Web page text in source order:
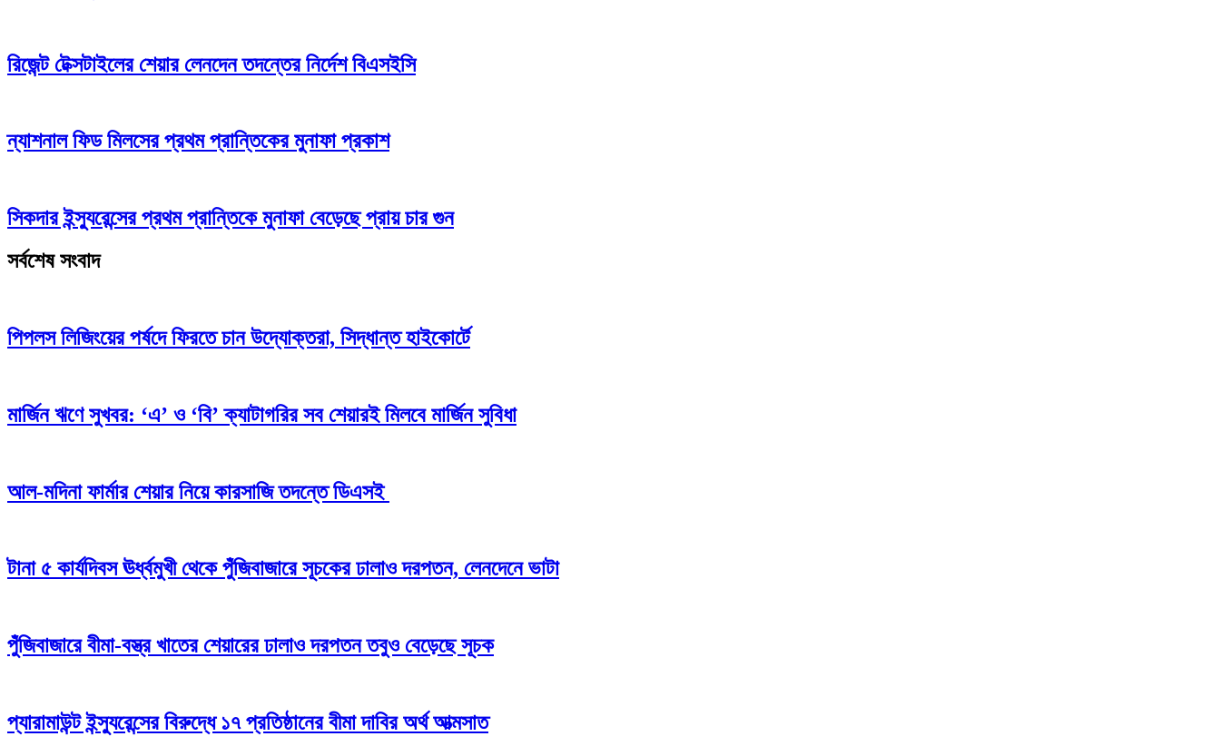
রিজেন্ট টেক্সটাইলের শেয়ার লেনদেন তদন্তের নির্দেশ বিএসইসি
ন্যাশনাল ফিড মিলসের প্রথম প্রান্তিকের মুনাফা প্রকাশ
সিকদার ইন্স্যুরেন্সের প্রথম প্রান্তিকে মুনাফা বেড়েছে প্রায় চার গুন
সর্বশেষ সংবাদ
পিপলস লিজিংয়ের পর্ষদে ফিরতে চান উদ্যোক্তরা, সিদ্ধান্ত হাইকোর্টে
মার্জিন ঋণে সুখবর: ‘এ’ ও ‘বি’ ক্যাটাগরির সব শেয়ারই মিলবে মার্জিন সুবিধা
আল-মদিনা ফার্মার শেয়ার নিয়ে কারসাজি তদন্তে ডিএসই
টানা ৫ কার্যদিবস ঊর্ধ্বমুখী থেকে পুঁজিবাজারে সূচকের ঢালাও দরপতন, লেনদেনে ভাটা
পুঁজিবাজারে বীমা-বস্ত্র খাতের শেয়ারের ঢালাও দরপতন তবুও বেড়েছে সূচক
প্যারামাউন্ট ইন্স্যুরেন্সের বিরুদ্ধে ১৭ প্রতিষ্ঠানের বীমা দাবির অর্থ আত্মসাত